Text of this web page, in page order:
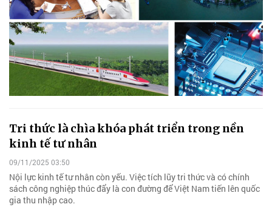
Tri thức là chìa khóa phát triển trong nền
kinh tế tư nhân
09/11/2025 03:50
Nội lực kinh tế tư nhân còn yếu. Việc tích lũy tri thức và có chính
sách công nghiệp thúc đẩy là con đường để Việt Nam tiến lên quốc
gia thu nhập cao.